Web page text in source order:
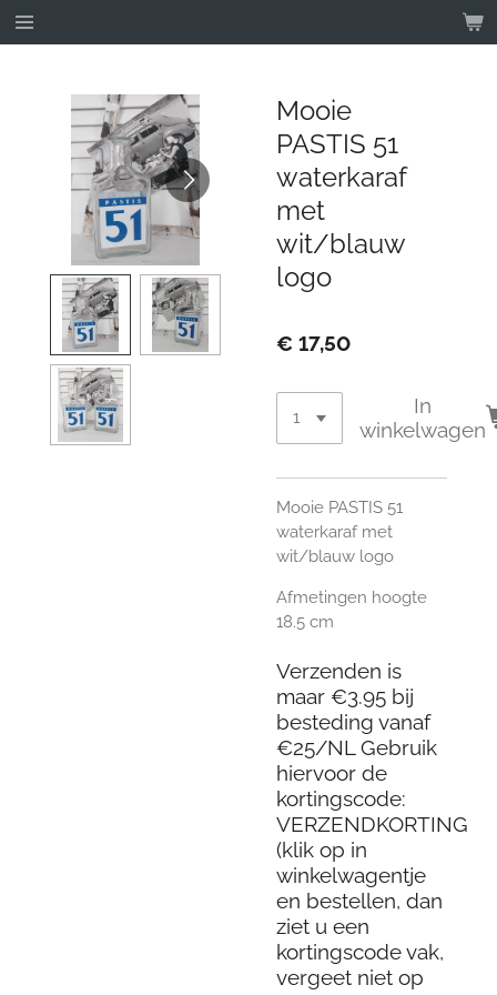
Ga
direct
hoofdinhoud
Mooie
PASTIS 51
waterkaraf
met
wit/blauw
logo
€ 17,50
In
winkelwagen
Mooie PASTIS 51
waterkaraf met
wit/blauw logo
Afmetingen hoogte
18.5 cm
Verzenden is
maar €3.95 bij
besteding vanaf
€25/NL Gebruik
hiervoor de
kortingscode:
VERZENDKORTING
(klik op in
winkelwagentje
en bestellen, dan
ziet u een
kortingscode vak,
vergeet niet op